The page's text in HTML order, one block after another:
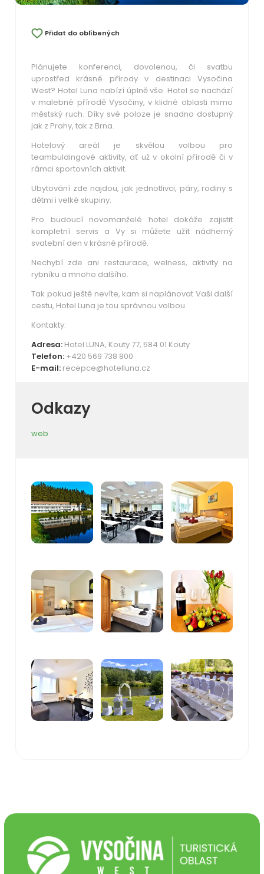
Přidat do oblíbených
Plánujete konferenci, dovolenou, či svatbu
uprostřed krásné přírody v destinaci Vysočina
West? Hotel Luna nabízí úplně vše. Hotel se nachází
v malebné přírodě Vysočiny, v klidné oblasti mimo
městský ruch. Díky své poloze je snadno dostupný
jak z Prahy, tak z Brna.
Hotelový areál je skvělou volbou pro
teambuldingové aktivity, ať už v okolní přírodě či v
rámci sportovních aktivit.
Ubytování zde najdou, jak jednotlivci, páry, rodiny s
dětmi i velké skupiny.
Pro budoucí novomanželé hotel dokáže zajistit
kompletní servis a Vy si můžete užít nádherný
svatební den v krásné přírodě.
Nechybí zde ani restaurace, welness, aktivity na
rybníku a mnoho dalšího.
Tak pokud ještě nevíte, kam si naplánovat Vaši další
cestu, Hotel Luna je tou správnou volbou.
Kontakty:
Adresa: Hotel LUNA, Kouty 77, 584 01 Kouty
Telefon: +420 569 738 800
E-mail: recepce@hotelluna.cz
Odkazy
web